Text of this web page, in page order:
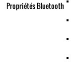
Propriétés Bluetooth